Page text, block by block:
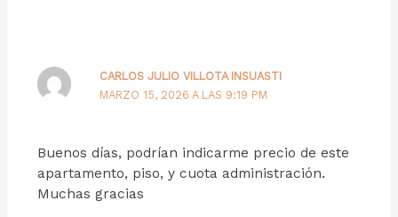
CARLOS JULIO VILLOTA INSUASTI
MARZO 15, 2026 A LAS 9:19 PM
Buenos días, podrían indicarme precio de este
apartamento, piso, y cuota administración.
Muchas gracias